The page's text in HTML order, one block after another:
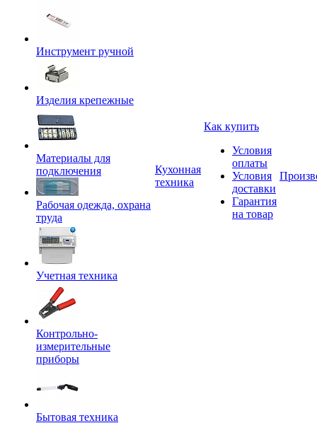
Инструмент ручной
Изделия крепежные
Материалы для
подключения
Рабочая одежда, охрана
труда
Учетная техника
Контрольно-
измерительные
приборы
Бытовая техника
Кухонная
техника
Как купить
Условия
оплаты
Условия
доставки
Гарантия
на товар